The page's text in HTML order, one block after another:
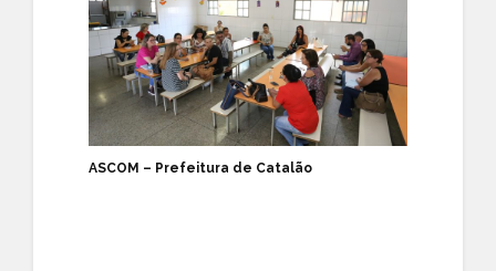
ASCOM – Prefeitura de Catalão